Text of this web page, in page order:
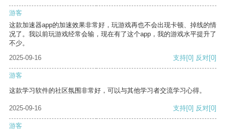
游客
这款加速器app的加速效果非常好，玩游戏再也不会出现卡顿、掉线的情
况了。我以前玩游戏经常会输，现在有了这个app，我的游戏水平提升了
不少。
2025-09-16
支持[0] 反对[0]
游客
这款学习软件的社区氛围非常好，可以与其他学习者交流学习心得。
2025-09-16 支持[0] 反对[0]
游客